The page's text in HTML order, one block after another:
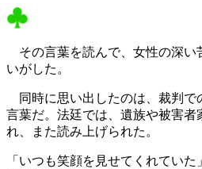
その言葉を読んで、女性の深い
いがした。
同時に思い出したのは、裁判で
言葉だ。法廷では、遺族や被害者
れ、また読み上げられた。
「いつも笑顔を見せてくれてい